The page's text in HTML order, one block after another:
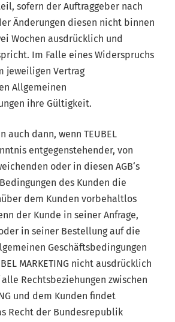
sofern der Auftraggeber nach
Änderungen diesen nicht binnen
Wochen ausdrücklich und
Im Falle eines Widerspruchs
jeweiligen Vertrag
Allgemeinen
ihre Gültigkeit.
auch dann, wenn TEUBEL
entgegenstehender, von
oder in diesen AGB‘s
des Kunden die
dem Kunden vorbehaltlos
der Kunde in seiner Anfrage,
in seiner Bestellung auf die
Geschäftsbedingungen
MARKETING nicht ausdrücklich
Rechtsbeziehungen zwischen
und dem Kunden findet
Recht der Bundesrepublik